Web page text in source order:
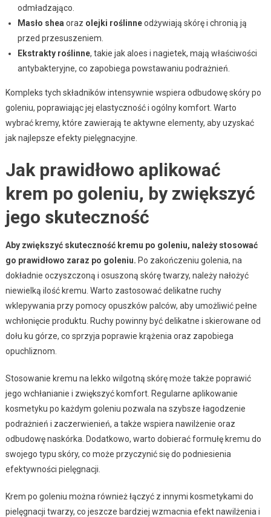
odmładzająco.
Masło shea oraz olejki roślinneodżywiają skórę i chronią ją
przed przesuszeniem.
Ekstrakty roślinne, takie jak aloes i nagietek, mają właściwości
antybakteryjne, co zapobiega powstawaniu podrażnień.
Kompleks tych składników intensywnie wspiera odbudowę skóry po
goleniu, poprawiając jej elastyczność i ogólny komfort. Warto
wybrać kremy, które zawierają te aktywne elementy, aby uzyskać
jak najlepsze efekty pielęgnacyjne.
Jak prawidłowo aplikować
krem po goleniu, by zwiększyć
jego skuteczność
Aby zwiększyć skuteczność kremu po goleniu, należy stosować
go prawidłowo zaraz po goleniu. Po zakończeniu golenia, na
dokładnie oczyszczoną i osuszoną skórę twarzy, należy nałożyć
niewielką ilość kremu. Warto zastosować delikatne ruchy
wklepywania przy pomocy opuszków palców, aby umożliwić pełne
wchłonięcie produktu. Ruchy powinny być delikatne i skierowane od
dołu ku górze, co sprzyja poprawie krążenia oraz zapobiega
opuchliznom.
Stosowanie kremu na lekko wilgotną skórę może także poprawić
jego wchłanianie i zwiększyć komfort. Regularne aplikowanie
kosmetyku po każdym goleniu pozwala na szybsze łagodzenie
podrażnień i zaczerwienień, a także wspiera nawilżenie oraz
odbudowę naskórka. Dodatkowo, warto dobierać formułę kremu do
swojego typu skóry, co może przyczynić się do podniesienia
efektywności pielęgnacji.
Krem po goleniu można również łączyć z innymi kosmetykami do
pielęgnacji twarzy, co jeszcze bardziej wzmacnia efekt nawilżenia i